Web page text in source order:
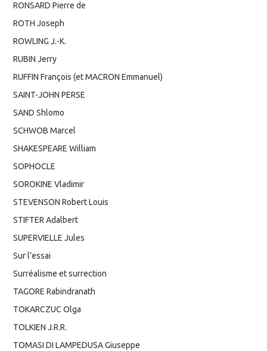
RONSARD Pierre de
ROTH Joseph
ROWLING J.-K.
RUBIN Jerry
RUFFIN François (et MACRON Emmanuel)
SAINT-JOHN PERSE
SAND Shlomo
SCHWOB Marcel
SHAKESPEARE William
SOPHOCLE
SOROKINE Vladimir
STEVENSON Robert Louis
STIFTER Adalbert
SUPERVIELLE Jules
Sur l’essai
Surréalisme et surrection
TAGORE Rabindranath
TOKARCZUC Olga
TOLKIEN J.R.R.
TOMASI DI LAMPEDUSA Giuseppe